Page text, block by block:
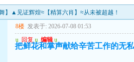
】▲见证辉煌≈【精算六肖】≈从未被超越！
8楼 发表于: 2026-07-08 01:53
u 回复 u 编辑 u
把鲜花和掌声献给辛苦工作的无